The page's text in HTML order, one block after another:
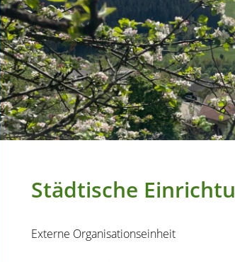
Städtische
Externe Organisationseinheit